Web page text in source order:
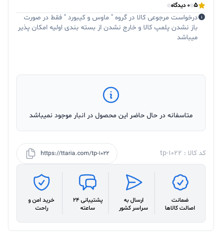
5 0 دیدگاه
درخواست مرجوعی کالا در گروه " ماوس و کیبورد " فقط در صورت
باز نشدن پلمپ کالا و خارج نشدن از بسته بندی اولیه امکان پذیر
میباشد
متاسفانه در حال حاضر این محصول در انبار موجود نمیباشد
کد کالا : tp-1022 https://ttaria.com/tp-1022
ضمانت
اصالت کالاها
ارسال به
سراسر کشور
پشتیبانی 24
ساعته
خرید امن و
راحت